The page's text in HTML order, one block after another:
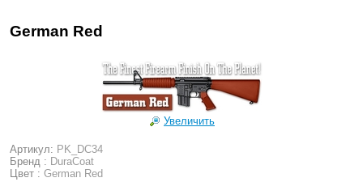
German Red
Увеличить
Артикул: PK_DC34
Бренд : DuraCoat
Цвет : German Red